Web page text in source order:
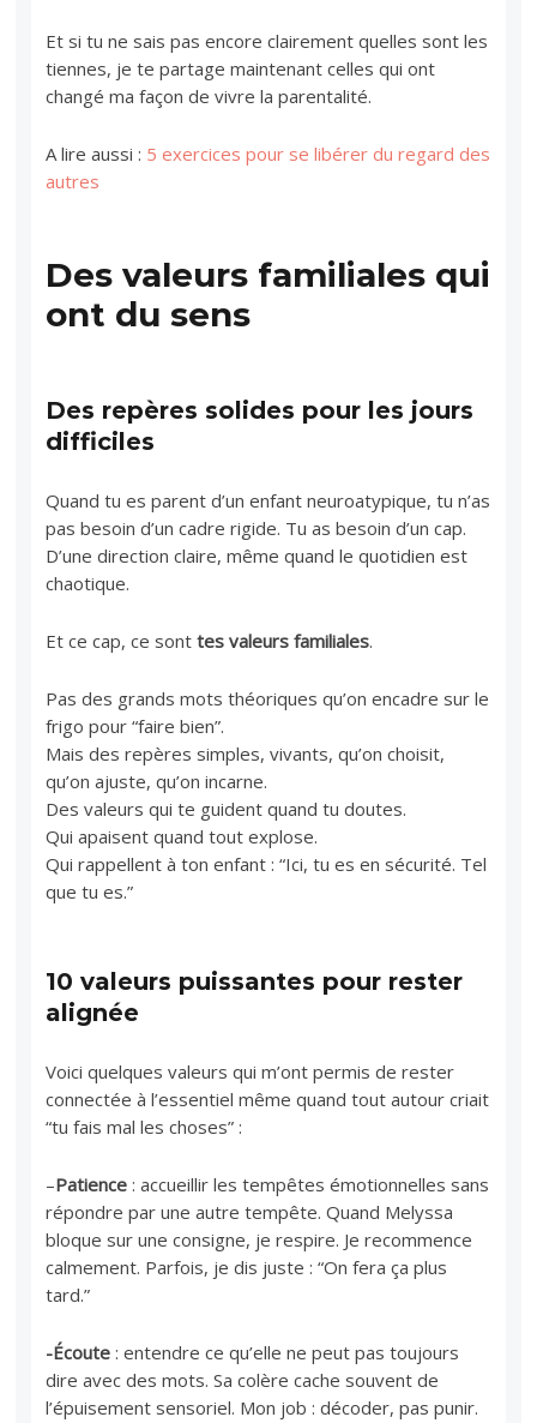
Et si tu ne sais pas encore clairement quelles sont les
tiennes, je te partage maintenant celles qui ont
changé ma façon de vivre la parentalité.
A lire aussi : 5 exercices pour se libérer du regard des
autres
Des valeurs familiales qui
ont du sens
Des repères solides pour les jours
difficiles
Quand tu es parent d’un enfant neuroatypique, tu n’as
pas besoin d’un cadre rigide. Tu as besoin d’un cap.
D’une direction claire, même quand le quotidien est
chaotique.
Et ce cap, ce sonttes valeurs familiales.
Pas des grands mots théoriques qu’on encadre sur le
frigo pour “faire bien”.
Mais des repères simples, vivants, qu’on choisit,
qu’on ajuste, qu’on incarne.
Des valeurs qui te guident quand tu doutes.
Qui apaisent quand tout explose.
Qui rappellent à ton enfant : “Ici, tu es en sécurité. Tel
que tu es.”
10 valeurs puissantes pour rester
alignée
Voici quelques valeurs qui m’ont permis de rester
connectée à l’essentiel même quand tout autour criait
“tu fais mal les choses” :
–Patience : accueillir les tempêtes émotionnelles sans
répondre par une autre tempête. Quand Melyssa
bloque sur une consigne, je respire. Je recommence
calmement. Parfois, je dis juste : “On fera ça plus
tard.”
-Écoute : entendre ce qu’elle ne peut pas toujours
dire avec des mots. Sa colère cache souvent de
l’épuisement sensoriel. Mon job : décoder, pas punir.